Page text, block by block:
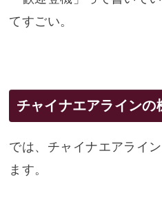
てすごい。
チャイナエアラインの
では、チャイナエアライ
ます。